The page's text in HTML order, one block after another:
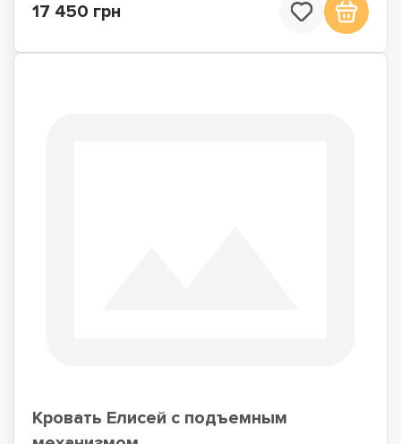
17 450 грн
Кровать Елисей с подъемным